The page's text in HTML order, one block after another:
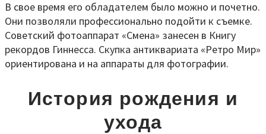
В свое время его обладателем было можно и почетно.
Они позволяли профессионально подойти к съемке.
Советский фотоаппарат «Смена» занесен в Книгу
рекордов Гиннесса. Скупка антиквариата «Ретро Мир»
ориентирована и на аппараты для фотографии.
История рождения и
ухода